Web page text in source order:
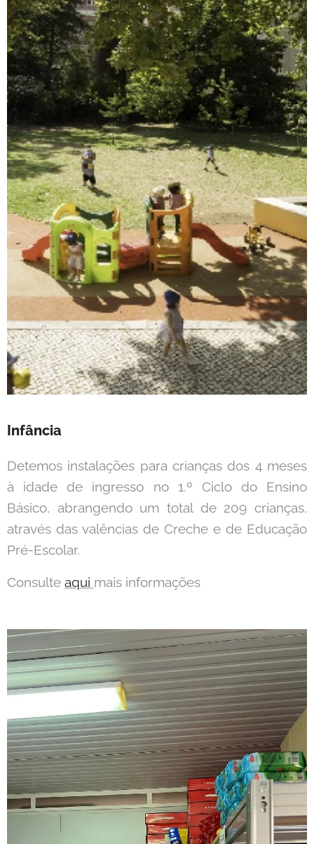
Infância
Detemos instalações para crianças dos 4 meses
à idade de ingresso no 1.º Ciclo do Ensino
Básico, abrangendo um total de 209 crianças,
através das valências de Creche e de Educação
Pré-Escolar.
Consulte aqui mais informações